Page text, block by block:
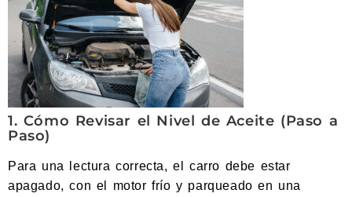
1. Cómo Revisar el Nivel de Aceite (Paso a
Paso)
Para una lectura correcta, el carro debe estar
apagado, con el motor frío y parqueado en una